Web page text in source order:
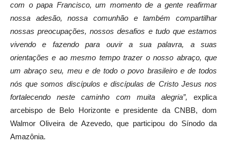
com o papa Francisco, um momento de a gente reafirmar
nossa adesão, nossa comunhão e também compartilhar
nossas preocupações, nossos desafios e tudo que estamos
vivendo e fazendo para ouvir a sua palavra, a suas
orientações e ao mesmo tempo trazer o nosso abraço, que
um abraço seu, meu e de todo o povo brasileiro e de todos
nós que somos discípulos e discípulas de Cristo Jesus nos
fortalecendo neste caminho com muita alegria”, explica
arcebispo de Belo Horizonte e presidente da CNBB, dom
Walmor Oliveira de Azevedo, que participou do Sínodo da
Amazônia.